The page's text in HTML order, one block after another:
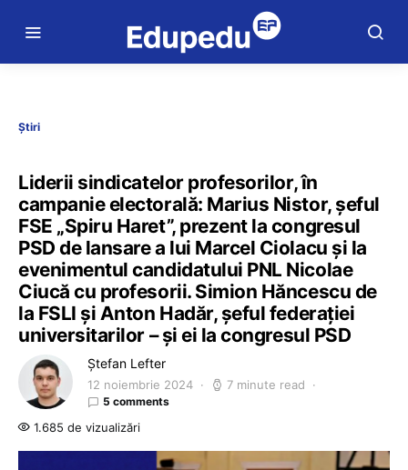
Știri
Liderii sindicatelor profesorilor, în
campanie electorală: Marius Nistor, șeful
FSE „Spiru Haret”, prezent la congresul
PSD de lansare a lui Marcel Ciolacu și la
evenimentul candidatului PNL Nicolae
Ciucă cu profesorii. Simion Hăncescu de
la FSLI și Anton Hadăr, șeful federației
universitarilor – și ei la congresul PSD
Ștefan Lefter
12 noiembrie 2024 7 minute read
5 comments
1.685 de vizualizări